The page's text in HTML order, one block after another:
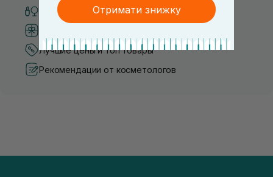
Только оригинальная косметика
Лучшие цены и топ товары
Рекомендации от косметологов
Отримати знижку